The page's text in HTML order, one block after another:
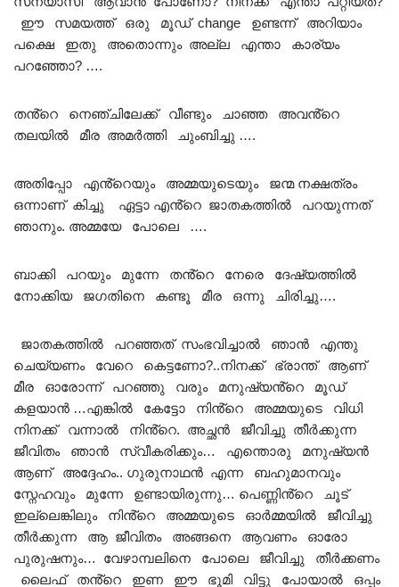
ഈ സമയത്ത് ഒരു മൂഡ് change ഉണ്ടന്ന് അറിയാം
പക്ഷെ ഇതു അതൊന്നും അല്ല എന്താ കാര്യം
പറഞ്ഞോ? ….
തൻ്റെ നെഞ്ചിലേക്ക് വീണ്ടും ചാഞ്ഞ അവൻ്റെ
തലയിൽ മീര അമർത്തി ചുംബിച്ചു ….
അതിപ്പോ എൻ്റെയും അമ്മയുടെയും ജന്മ നക്ഷത്രം
ഒന്നാണ് കിച്ചു ഏട്ടാ എൻ്റെ ജാതകത്തിൽ പറയുന്നത്
ഞാനും. അമ്മയേ പോലെ ….
ബാക്കി പറയും മുന്നേ തൻ്റെ നേരെ ദേഷ്യത്തിൽ
നോക്കിയ ജഗതിനെ കണ്ടൂ മീര ഒന്നു ചിരിച്ചു….
ജാതകത്തിൽ പറഞ്ഞത് സംഭവിച്ചാൽ ഞാൻ എന്തു
ചെയ്യണം വേറെ കെട്ടണോ?..നിനക്ക് ഭ്രാന്ത് ആണ്
മീര ഓരോന്ന് പറഞ്ഞു വരും മനുഷ്യൻ്റെ മൂഡ്
കളയാൻ …എങ്കിൽ കേട്ടോ നിൻ്റെ അമ്മയുടെ വിധി
നിനക്ക് വന്നാൽ നിൻ്റെ. അച്ഛൻ ജീവിച്ചു തീർക്കുന്ന
ജീവിതം ഞാൻ സ്വീകരിക്കും… എന്തൊരു മനുഷ്യൻ
ആണ് അദ്ദേഹം.. ഗുരുനാഥൻ എന്ന ബഹുമാനവും
സ്നേഹവും മുന്നേ ഉണ്ടായിരുന്നു… പെണ്ണിൻ്റെ ചൂട്
ഇല്ലെങ്കിലും നിൻ്റെ അമ്മയുടെ ഓർമ്മയിൽ ജീവിച്ചു
തീർക്കുന്ന ആ ജീവിതം അങ്ങനെ ആവണം ഓരോ
പുരുഷനും… വേഴാമ്പലിനെ പോലെ ജീവിച്ചു തീർക്കണം
ലൈഫ് തൻ്റെ ഇണ ഈ ഭൂമി വിട്ടു പോയാൽ ഒപ്പം